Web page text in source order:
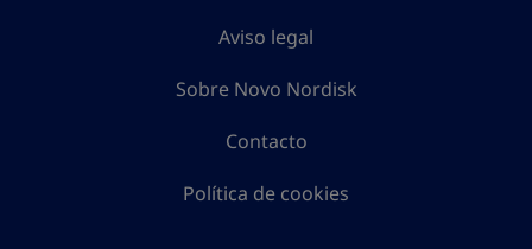
Aviso legal
Sobre Novo Nordisk
Contacto
Política de cookies